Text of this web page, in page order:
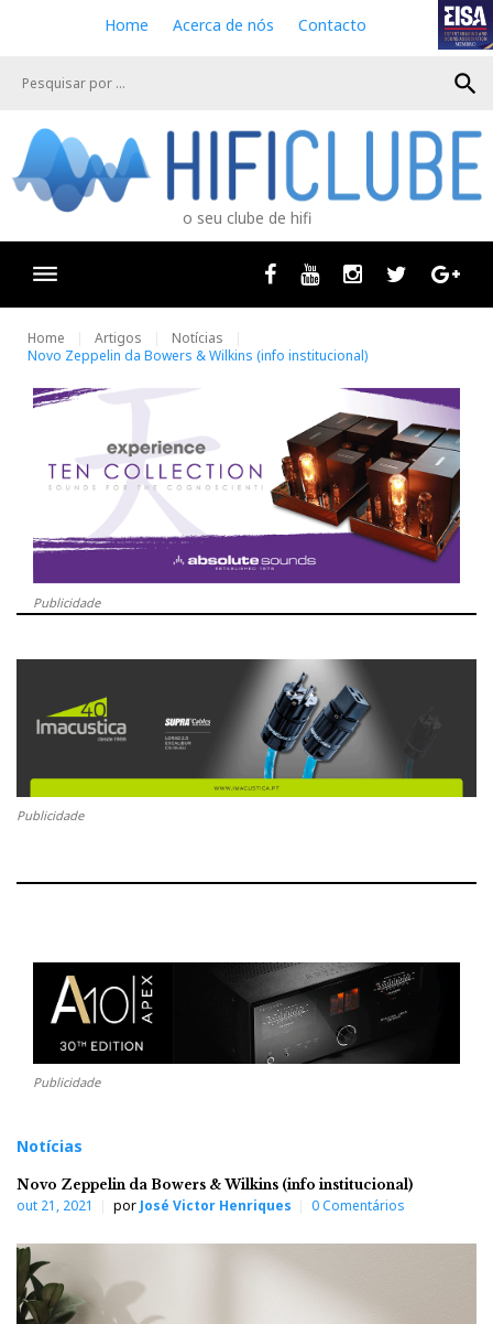
e
Home Acerca de nós Contacto
search
o seu clube de hifi
Facebook
Youtube InstagramTwitter
Home Artigos
Notícias
Novo Zeppelin da Bowers & Wilkins (info institucional)
Publicidade
Publicidade
Publicidade
Notícias
Novo Zeppelin da Bowers & Wilkins (info institucional)
out 21, 2021 por José Victor Henriques 0 Comentários